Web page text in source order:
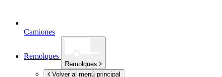
Camiones
Remolques
Remolques
Volver al menú principal